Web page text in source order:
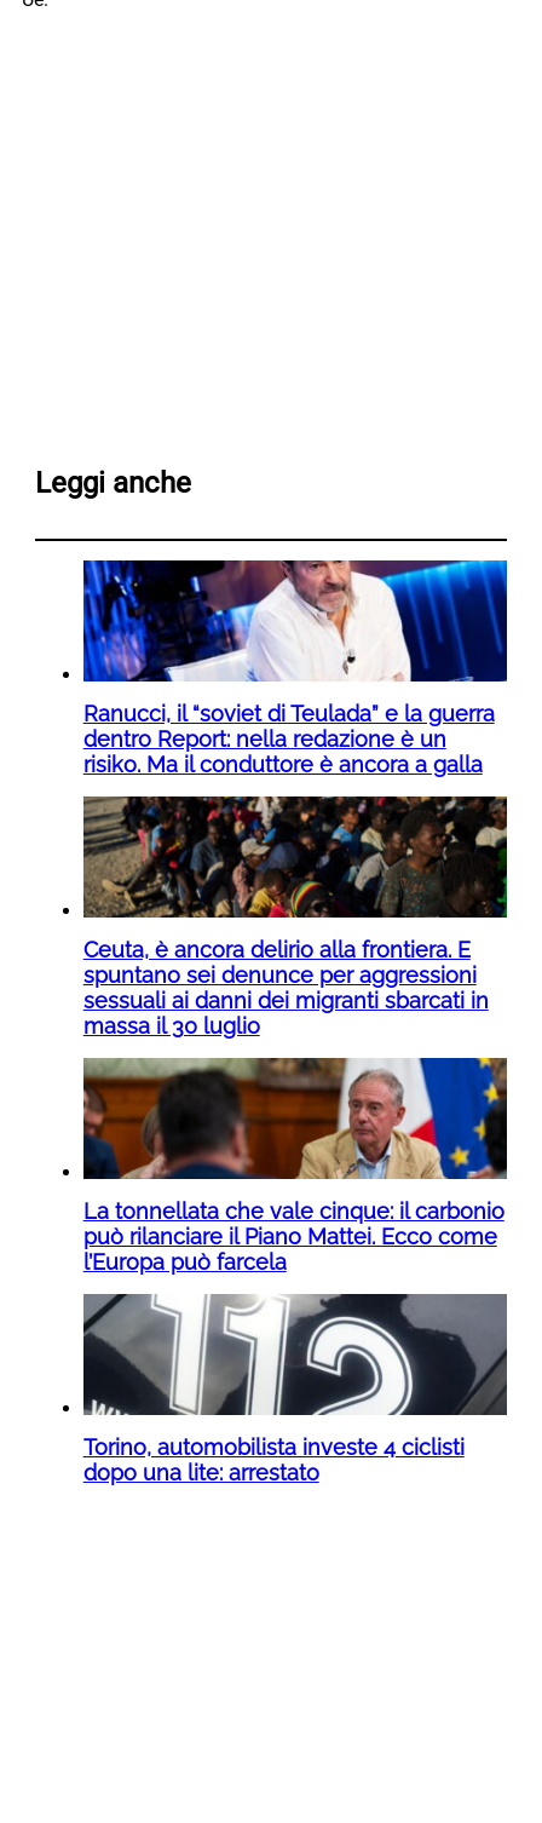
Leggi anche
Ranucci, il “soviet di Teulada” e la guerra
dentro Report: nella redazione è un
risiko. Ma il conduttore è ancora a galla
Ceuta, è ancora delirio alla frontiera. E
spuntano sei denunce per aggressioni
sessuali ai danni dei migranti sbarcati in
massa il 30 luglio
La tonnellata che vale cinque: il carbonio
può rilanciare il Piano Mattei. Ecco come
l’Europa può farcela
Torino, automobilista investe 4 ciclisti
dopo una lite: arrestato